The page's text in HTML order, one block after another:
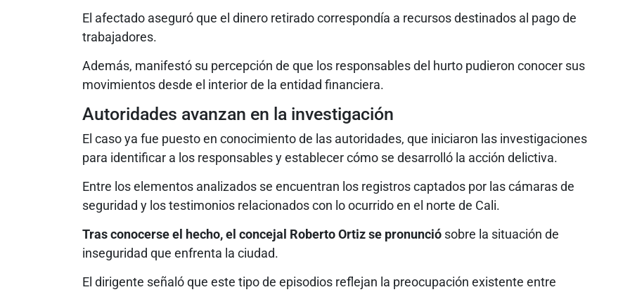
El afectado aseguró que el dinero retirado correspondía a recursos destinados al pago de
trabajadores.
Además, manifestó su percepción de que los responsables del hurto pudieron conocer sus
movimientos desde el interior de la entidad financiera.
Autoridades avanzan en la investigación
El caso ya fue puesto en conocimiento de las autoridades, que iniciaron las investigaciones
para identificar a los responsables y establecer cómo se desarrolló la acción delictiva.
Entre los elementos analizados se encuentran los registros captados por las cámaras de
seguridad y los testimonios relacionados con lo ocurrido en el norte de Cali.
Tras conocerse el hecho, el concejal Roberto Ortiz se pronunció sobre la situación de
inseguridad que enfrenta la ciudad.
El dirigente señaló que este tipo de episodios reflejan la preocupación existente entre